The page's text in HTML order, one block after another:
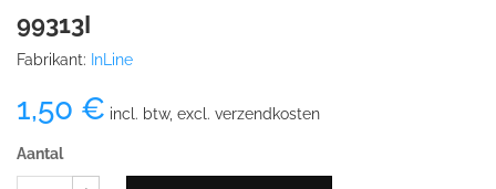
99313I
Fabrikant: InLine
1,50 € incl. btw, excl. verzendkosten
Aantal